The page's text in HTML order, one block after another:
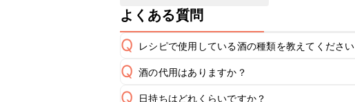
よくある質問
Q レシピで使用している酒の種類を教えてください
A
Q 酒の代用はありますか？
Q 日持ちはどれくらいですか？